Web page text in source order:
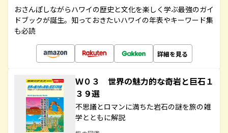
おさんぽしながらハワイの歴史と文化を楽しく学ぶ最強のガイ
ドブックが誕生。知っておきたいハワイの年表やキーワード集
も必読
詳細を見る
Ｗ０３ 世界の魅力的な奇岩と巨石１
３９選
不思議とロマンに満ちた岩石の謎を旅の雑
学とともに解説